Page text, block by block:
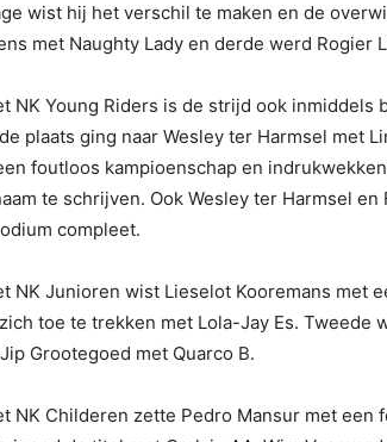
wist hij het verschil te maken en de
met Naughty Lady en derde werd Rogier
NK Young Riders is de strijd ook
plaats ging naar Wesley ter Harmsel met
foutloos kampioenschap en
te schrijven. Ook Wesley ter Harmsel
compleet.
NK Junioren wist Lieselot Kooremans met
toe te trekken met Lola-Jay Es. Tweede
Grootegoed met Quarco B.
NK Childeren zette Pedro Mansur met